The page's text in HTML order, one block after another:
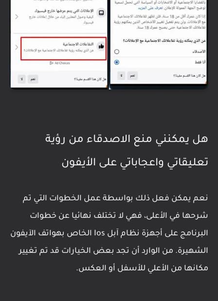
هل يمكنني منع الاصدقاء من رؤية
تعليقاتي واعجاباتي على الأيفون
نعم يمكن فعل ذلك بواسطة عمل الخطوات التي تم
شرحها في الأعلى، فهي لا تختلف نهائيا عن خطوات
البرنامج على أجهزة نظام آبل Ios الخاص بهواتف الآيفون
الشهيرة. من الوارد أن تجد بعض الخيارات قد تم تغيير
مكانها من الأعلي للأسفل أو العكس.